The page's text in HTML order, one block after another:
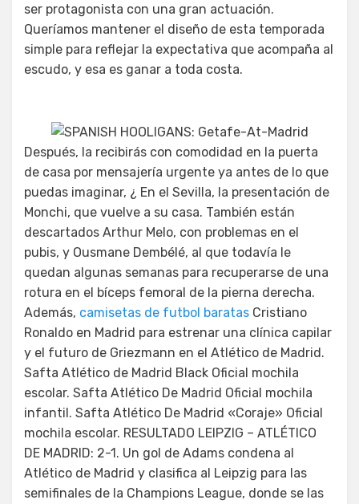
ser protagonista con una gran actuación.
Queríamos mantener el diseño de esta temporada
simple para reflejar la expectativa que acompaña al
escudo, y esa es ganar a toda costa.
Después, la recibirás con comodidad en la puerta
de casa por mensajería urgente ya antes de lo que
puedas imaginar, ¿ En el Sevilla, la presentación de
Monchi, que vuelve a su casa. También están
descartados Arthur Melo, con problemas en el
pubis, y Ousmane Dembélé, al que todavía le
quedan algunas semanas para recuperarse de una
rotura en el bíceps femoral de la pierna derecha.
Además, camisetas de futbol baratas Cristiano
Ronaldo en Madrid para estrenar una clínica capilar
y el futuro de Griezmann en el Atlético de Madrid.
Safta Atlético de Madrid Black Oficial mochila
escolar. Safta Atlético De Madrid Oficial mochila
infantil. Safta Atlético De Madrid «Coraje» Oficial
mochila escolar. RESULTADO LEIPZIG – ATLÉTICO
DE MADRID: 2-1. Un gol de Adams condena al
Atlético de Madrid y clasifica al Leipzig para las
semifinales de la Champions League, donde se las